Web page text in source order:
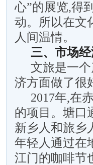
心”的展览,得
动。所以在文
人间温情。
三、市场
文旅是一
济方面做了很
2017年,在
的项目。塘
新乡人和旅乡
年轻人通过在
江门的咖啡节